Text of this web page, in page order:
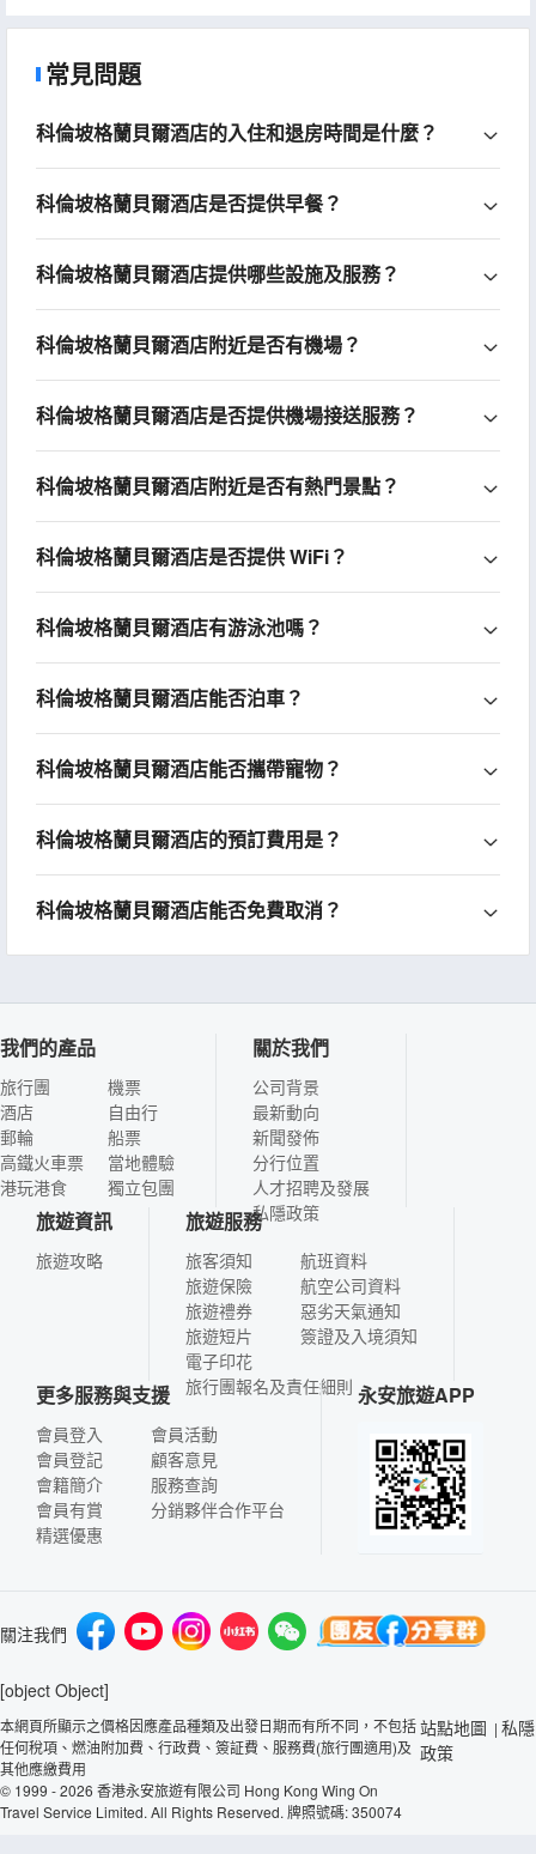
常見問題
科倫坡格蘭貝爾酒店的入住和退房時間是什麼？
科倫坡格蘭貝爾酒店是否提供早餐？
科倫坡格蘭貝爾酒店提供哪些設施及服務？
科倫坡格蘭貝爾酒店附近是否有機場？
科倫坡格蘭貝爾酒店是否提供機場接送服務？
科倫坡格蘭貝爾酒店附近是否有熱門景點？
科倫坡格蘭貝爾酒店是否提供 WiFi？
科倫坡格蘭貝爾酒店有游泳池嗎？
科倫坡格蘭貝爾酒店能否泊車？
科倫坡格蘭貝爾酒店能否攜帶寵物？
科倫坡格蘭貝爾酒店的預訂費用是？
科倫坡格蘭貝爾酒店能否免費取消？
我們的產品
旅行團
酒店
郵輪
高鐵火車票
港玩港食
機票
自由行
船票
當地體驗
獨立包團
關於我們
公司背景
最新動向
新聞發佈
分行位置
人才招聘及發展
私隱政策
旅遊資訊
旅遊攻略
旅遊服務
旅客須知
旅遊保險
旅遊禮券
旅遊短片
電子印花
航班資料
航空公司資料
惡劣天氣通知
簽證及入境須知
旅行團報名及責任細則
更多服務與支援
會員登入
會員登記
會籍簡介
會員有賞
精選優惠
會員活動
顧客意見
服務查詢
分銷夥伴合作平台
永安旅遊APP
關注我們
[object Object]
本網頁所顯示之價格因應產品種類及出發日期而有所不同，不包括
任何稅項、燃油附加費、行政費、簽証費、服務費(旅行團適用)及
其他應繳費用
© 1999 - 2026 香港永安旅遊有限公司 Hong Kong Wing On
Travel Service Limited. All Rights Reserved. 牌照號碼: 350074
站點地圖 | 私隱
政策